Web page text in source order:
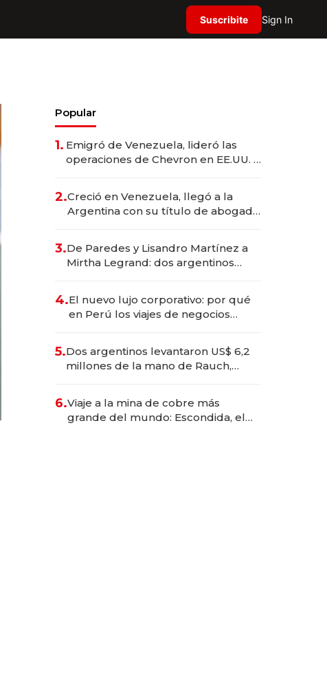
Suscribite Sign In
Popular
1. Emigró de Venezuela, lideró las
operaciones de Chevron en EE.UU. y
2.Creció en Venezuela, llegó a la
Argentina con su título de abogado
marcas "fast premium"
3.De Paredes y Lisandro Martínez a
Mirtha Legrand: dos argentinos
4.El nuevo lujo corporativo: por qué
en Perú los viajes de negocios
transformadoras
5.Dos argentinos levantaron US$ 6,2
millones de la mano de Rauch,
6.Viaje a la mina de cobre más
grande del mundo: Escondida, el